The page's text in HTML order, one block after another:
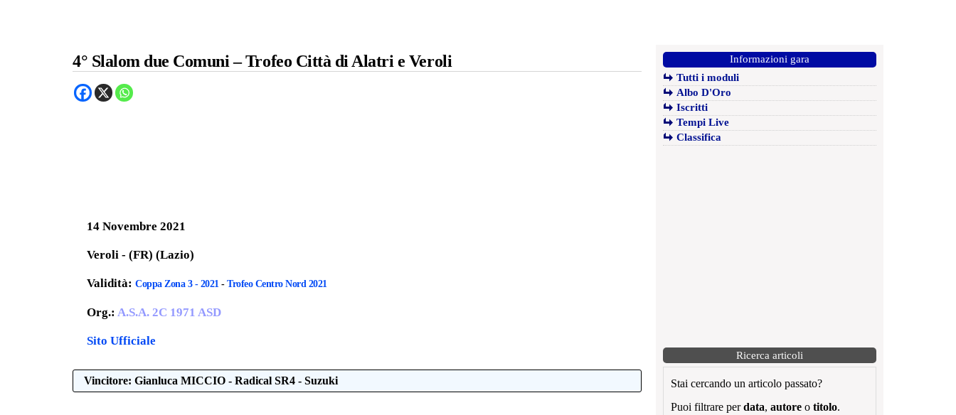
4° Slalom due Comuni – Trofeo Città di Alatri e Veroli
14 Novembre 2021
Veroli - (FR) (Lazio)
Validità: Coppa Zona 3 - 2021- Trofeo Centro Nord 2021
Org.: A.S.A. 2C 1971 ASD
Sito Ufficiale
Vincitore: Gianluca MICCIO - Radical SR4 - Suzuki
Informazioni gara
Tutti i moduli
Albo D'Oro
Iscritti
Tempi Live
Classifica
Ricerca articoli
Stai cercando un articolo passato?
Puoi filtrare perdata, autore o titolo.